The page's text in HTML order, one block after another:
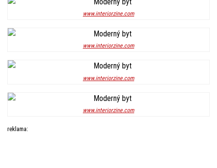
www.interiorzine.com
www.interiorzine.com
www.interiorzine.com
www.interiorzine.com
reklama: